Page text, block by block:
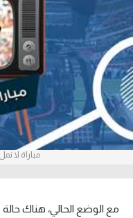
عدسات
آراء حرة
ركن الألعاب
بطولات
أمريكا 2026
الدوري الإنجليزي الممتاز
مباراة لا
مع الوضع الحالي، هناك